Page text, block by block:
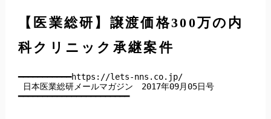
【医業総研】譲渡価格300万の内
科クリニック承継案件
━━━━━━━━━━━https://lets-nns.co.jp/
日本医業総研メールマガジン　2017年09月05日号
━━━━━━━━━━━━━━━━━━━━━━━